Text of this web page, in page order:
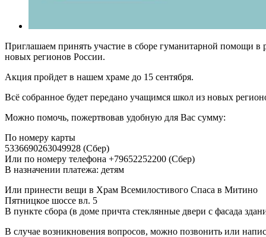
Приглашаем принять участие в сборе гуманитарной помощи
новых регионов России.
Акция пройдет в нашем храме до 15 сентября.
Всё собранное будет передано учащимся школ из новых
Можно помочь, пожертвовав удобную для Вас сумму:
По номеру карты
5336690263049928 (Сбер)
Или по номеру телефона +79652252200 (Сбер)
В назначении платежа: детям
Или принести вещи в Храм Всемилостивого Спаса в Митино
Пятницкое шоссе вл. 5
В пункте сбора (в доме причта стеклянные двери с фасада
В случае возникновения вопросов, можно позвонить или